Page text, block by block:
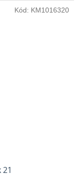
Kód: KM1016320